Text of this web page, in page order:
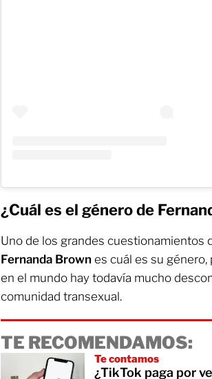
¿Cuál es el género de
Uno de los grandes cuestionamientos
Fernanda Brown es cuál es su
en el mundo hay todavía mucho
comunidad transexual.
TE RECOMENDAMOS:
Te contamos
¿TikTok paga por